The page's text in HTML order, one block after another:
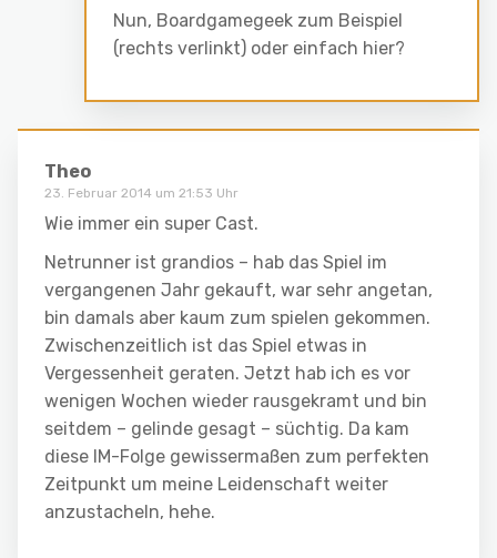
Nun, Boardgamegeek zum Beispiel
(rechts verlinkt) oder einfach hier?
Theo
23. Februar 2014 um 21:53 Uhr
Wie immer ein super Cast.
Netrunner ist grandios – hab das Spiel im
vergangenen Jahr gekauft, war sehr angetan,
bin damals aber kaum zum spielen gekommen.
Zwischenzeitlich ist das Spiel etwas in
Vergessenheit geraten. Jetzt hab ich es vor
wenigen Wochen wieder rausgekramt und bin
seitdem – gelinde gesagt – süchtig. Da kam
diese IM-Folge gewissermaßen zum perfekten
Zeitpunkt um meine Leidenschaft weiter
anzustacheln, hehe.